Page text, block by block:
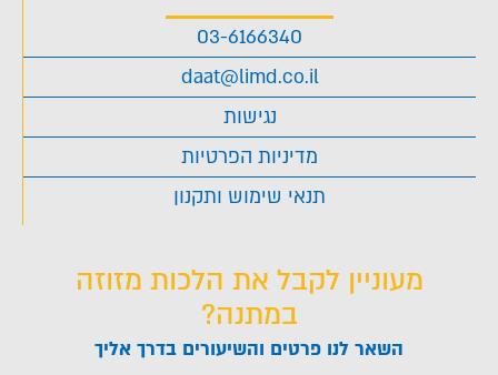
03-6166340
daat@limd.co.il
נגישות
מדיניות הפרטיות
תנאי שימוש ותקנון
מעוניין לקבל את הלכות מזוזה
במתנה?
השאר לנו פרטים והשיעורים בדרך אליך